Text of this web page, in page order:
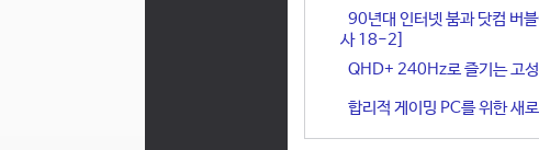
90년대 인터넷 붐과 닷컴 버
사 18-2]
QHD+ 240Hz로 즐기는 고
합리적 게이밍 PC를 위한